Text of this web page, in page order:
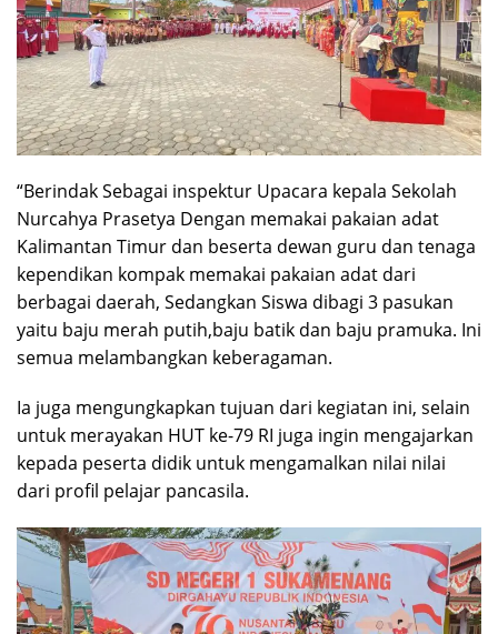
“Berindak Sebagai inspektur Upacara kepala Sekolah
Nurcahya Prasetya Dengan memakai pakaian adat
Kalimantan Timur dan beserta dewan guru dan tenaga
kependikan kompak memakai pakaian adat dari
berbagai daerah, Sedangkan Siswa dibagi 3 pasukan
yaitu baju merah putih,baju batik dan baju pramuka. Ini
semua melambangkan keberagaman.
Ia juga mengungkapkan tujuan dari kegiatan ini, selain
untuk merayakan HUT ke-79 RI juga ingin mengajarkan
kepada peserta didik untuk mengamalkan nilai nilai
dari profil pelajar pancasila.